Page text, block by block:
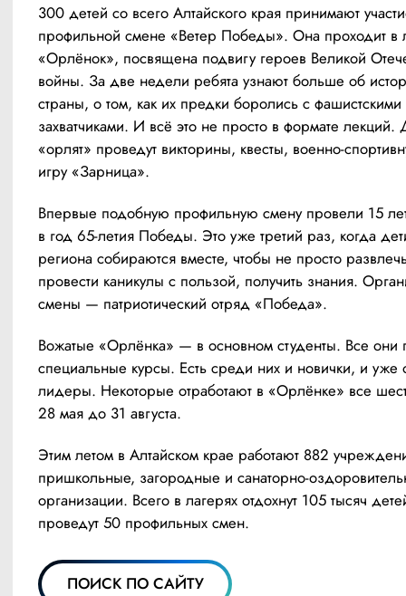
300 детей со всего Алтайского края принимают
профильной смене «Ветер Победы». Она проходит в
«Орлёнок», посвящена подвигу героев Великой
войны. За две недели ребята узнают больше об
страны, о том, как их предки боролись с фашистскими
захватчиками. И всё это не просто в формате лекций.
«орлят» проведут викторины, квесты, военно-
игру «Зарница».
Впервые подобную профильную смену провели 15
в год 65-летия Победы. Это уже третий раз, когда
региона собираются вместе, чтобы не просто
провести каникулы с пользой, получить знания.
смены — патриотический отряд «Победа».
Вожатые «Орлёнка» — в основном студенты. Все
специальные курсы. Есть среди них и новички, и уже
лидеры. Некоторые отработают в «Орлёнке» все
28 мая до 31 августа.
Этим летом в Алтайском крае работают 882
пришкольные, загородные и санаторно-
организации. Всего в лагерях отдохнут 105 тысяч
проведут 50 профильных смен.
ПОИСК ПО САЙТУ